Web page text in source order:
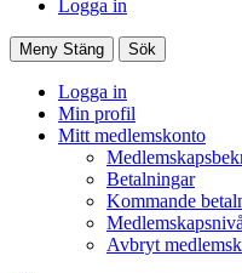
Logga in
Meny Stäng Sök
Logga in
Min profil
Mitt medlemskonto
Betalningar
Kommande
Medlemskapsnivå
Avbryt